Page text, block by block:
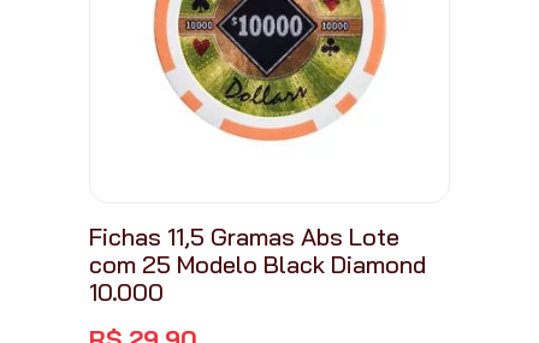
Fichas 11,5 Gramas Abs Lote
com 25 Modelo Black Diamond
10.000